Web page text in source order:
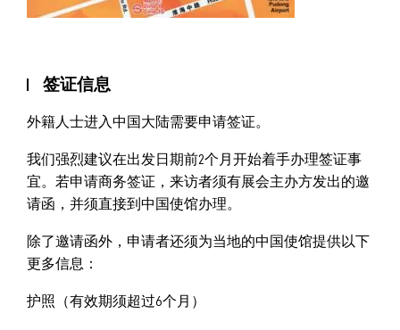
签证信息
外籍人士进入中国大陆需要申请签证。
我们强烈建议在出发日期前2个月开始着手办理签证事
宜。若申请商务签证，来访者须有展会主办方发出的邀
请函，并须直接到中国使馆办理。
除了邀请函外，申请者还须为当地的中国使馆提供以下
更多信息：
护照（有效期须超过6个月）